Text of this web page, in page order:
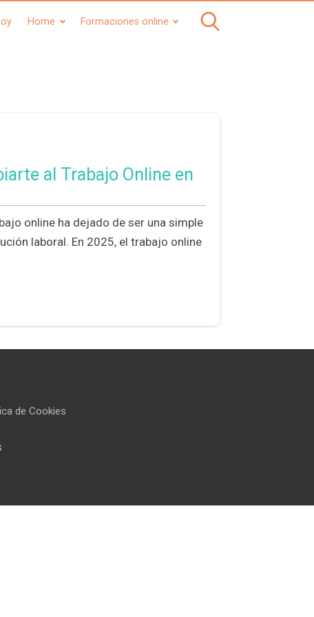
Home Formaciones online
al Trabajo Online en
online ha dejado de ser una simple
laboral. En 2025, el trabajo online
de Cookies